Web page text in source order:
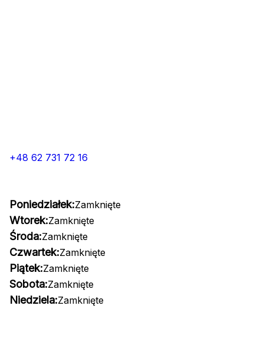
+48 62 731 72 16
Poniedziałek:Zamknięte
Wtorek:Zamknięte
Środa:Zamknięte
Czwartek:Zamknięte
Piątek:Zamknięte
Sobota:Zamknięte
Niedziela:Zamknięte